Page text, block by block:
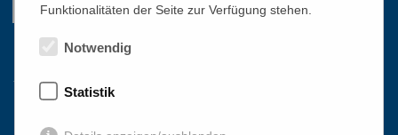
Links
Funktionalitäten der Seite zur Verfügung stehen.
Notwendig
Statistik